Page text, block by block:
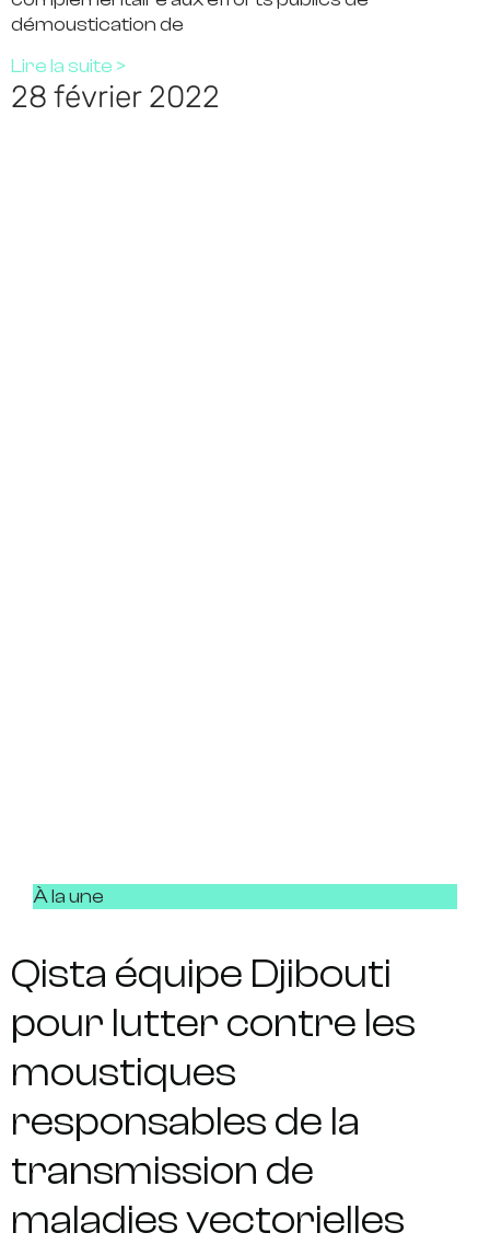
démoustication de
Lire la suite >
28 février 2022
À la une
Qista équipe Djibouti
pour lutter contre les
moustiques
responsables de la
transmission de
maladies vectorielles